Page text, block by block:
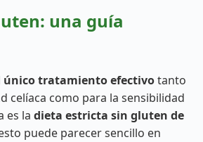
una guía
único tratamiento efectivotanto
celíaca como para la sensibilidad
es la dieta estricta sin gluten de
puede parecer sencillo en